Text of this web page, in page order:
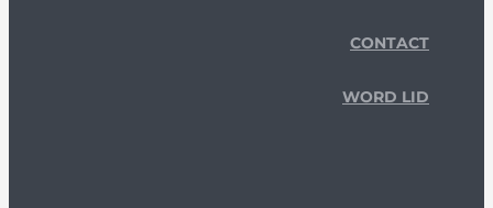
CONTACT
WORD LID